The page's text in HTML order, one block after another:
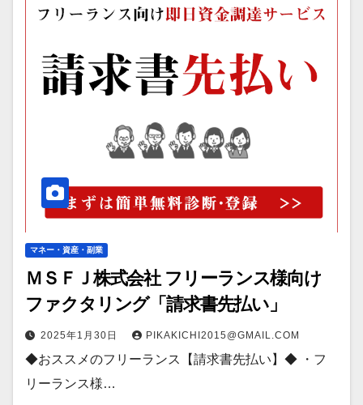
マネー・資産・副業
ＭＳＦＪ株式会社 フリーランス様向け
ファクタリング「請求書先払い」
2025年1月30日 PIKAKICHI2015@GMAIL.COM
◆おススメのフリーランス【請求書先払い】◆ ・フ
リーランス様…